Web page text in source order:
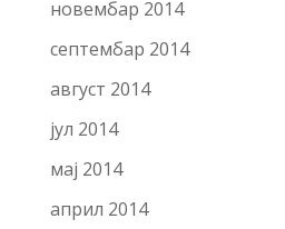
новембар 2014
септембар 2014
август 2014
јул 2014
мај 2014
април 2014